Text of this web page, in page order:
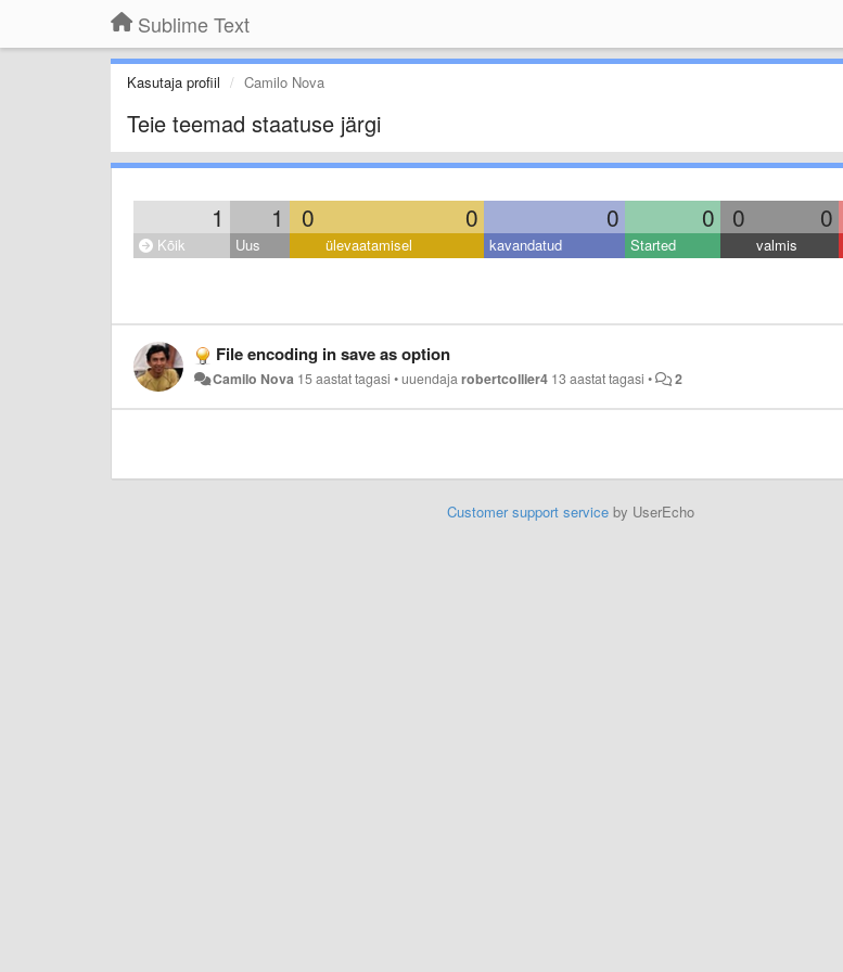
Sublime Text
Kasutaja profiil Camilo Nova
Teie teemad staatuse järgi
1 1 0 0 0 0 0 0
Kõik Uus ülevaatamisel kavandatud Started valmis
File encoding in save as option
Camilo Nova 15 aastat tagasi •uuendajarobertcollier4 13 aastat tagasi • 2
Customer support serviceby UserEcho